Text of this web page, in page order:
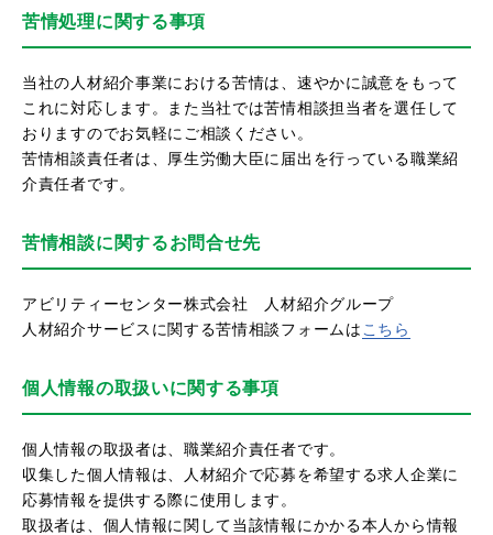
苦情処理に関する事項
当社の人材紹介事業における苦情は、速やかに誠意をもって
これに対応します。また当社では苦情相談担当者を選任して
おりますのでお気軽にご相談ください。
苦情相談責任者は、厚生労働大臣に届出を行っている職業紹
介責任者です。
苦情相談に関するお問合せ先
アビリティーセンター株式会社 人材紹介グループ
人材紹介サービスに関する苦情相談フォームは こちら
個人情報の取扱いに関する事項
個人情報の取扱者は、職業紹介責任者です。
収集した個人情報は、人材紹介で応募を希望する求人企業に
応募情報を提供する際に使用します。
取扱者は、個人情報に関して当該情報にかかる本人から情報